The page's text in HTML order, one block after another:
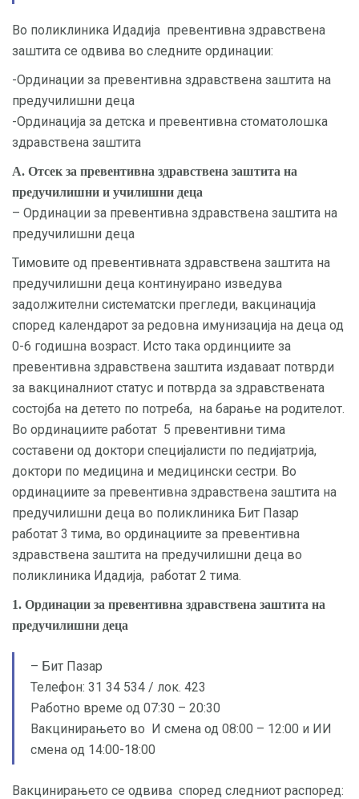
Во поликлиника Идадија превентивна здравствена
заштита се одвива во следните ординации:
-Ординации за превентивна здравствена заштита на
предучилишни деца
-Ординација за детска и превентивна стоматолошка
здравствена заштита
А. Отсек за превентивна здравствена заштита на
предучилишни и училишни деца
– Ординации за превентивна здравствена заштита на
предучилишни деца
Тимовите од превентивната здравствена заштита на
предучилишни деца континуирано изведува
задолжителни систематски прегледи, вакцинација
според календарот за редовна имунизација на деца од
0-6 годишна возраст. Исто така ординциите за
превентивна здравствена заштита издаваат потврди
за вакциналниот статус и потврда за здравствената
состојба на детето по потреба, на барање на родителот.
Во ординациите работат 5 превентивни тима
составени од доктори специјалисти по педијатрија,
доктори по медицина и медицински сестри. Во
ординациите за превентивна здравствена заштита на
предучилишни деца во поликлиника Бит Пазар
работат 3 тима, во ординациите за превентивна
здравствена заштита на предучилишни деца во
поликлиника Идадија, работат 2 тима.
1. Ординации за превентивна здравствена заштита на
предучилишни деца
– Бит Пазар
Телефон: 31 34 534 / лок. 423
Работно време од 07:30 – 20:30
Вакцинирањето во И смена од 08:00 – 12:00 и ИИ
смена од 14:00-18:00
Вакцинирањето се одвива според следниот распоред: